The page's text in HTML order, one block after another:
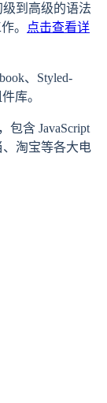
级到高级的语法
。
点击查看详
、Styled-
库。
包含 JavaScript
淘宝等各大电